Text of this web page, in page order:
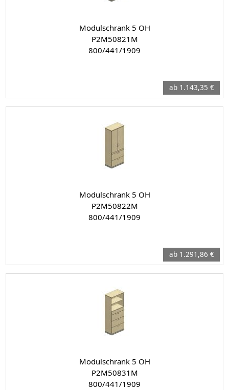
Modulschrank 5 OH
P2M50821M
800/441/1909
ab 1.143,35 €
Modulschrank 5 OH
P2M50822M
800/441/1909
ab 1.291,86 €
Modulschrank 5 OH
P2M50831M
800/441/1909